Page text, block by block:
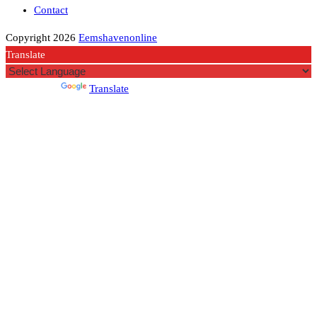
Contact
Copyright 2026 Eemshavenonline
Translate
Translate